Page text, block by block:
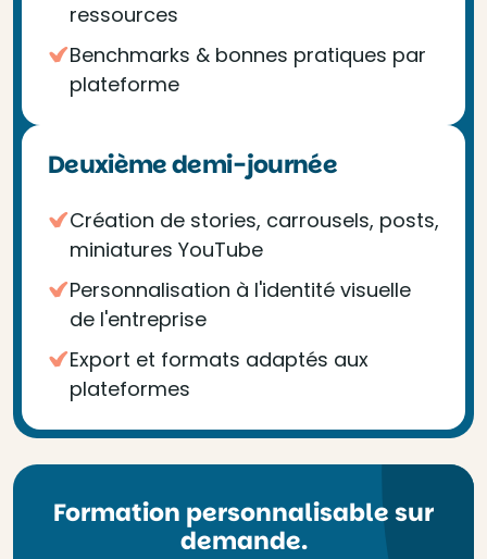
ressources
Benchmarks & bonnes pratiques par
plateforme
Deuxième demi-journée
Création de stories, carrousels, posts,
miniatures YouTube
Personnalisation à l'identité visuelle
de l'entreprise
Export et formats adaptés aux
plateformes
Formation personnalisable sur
demande.